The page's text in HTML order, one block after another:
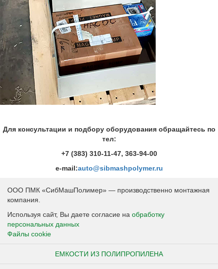
Для консультации и подбору оборудования обращайтесь по
тел:
+7 (383) 310-11-47, 363-94-00
e-mail:auto@sibmashpolymer.ru
ООО ПМК «СибМашПолимер» — производственно монтажная
компания.
Используя сайт, Вы даете согласие на обработку
персональных данных
Файлы cookie
ЕМКОСТИ ИЗ ПОЛИПРОПИЛЕНА